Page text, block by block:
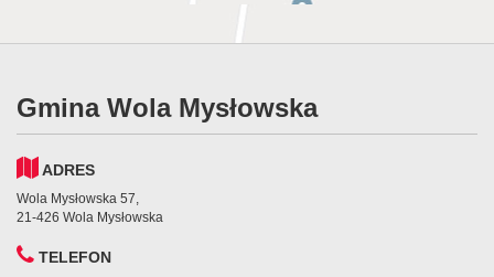
Gmina Wola Mysłowska
ADRES
Wola Mysłowska 57,
21-426 Wola Mysłowska
TELEFON